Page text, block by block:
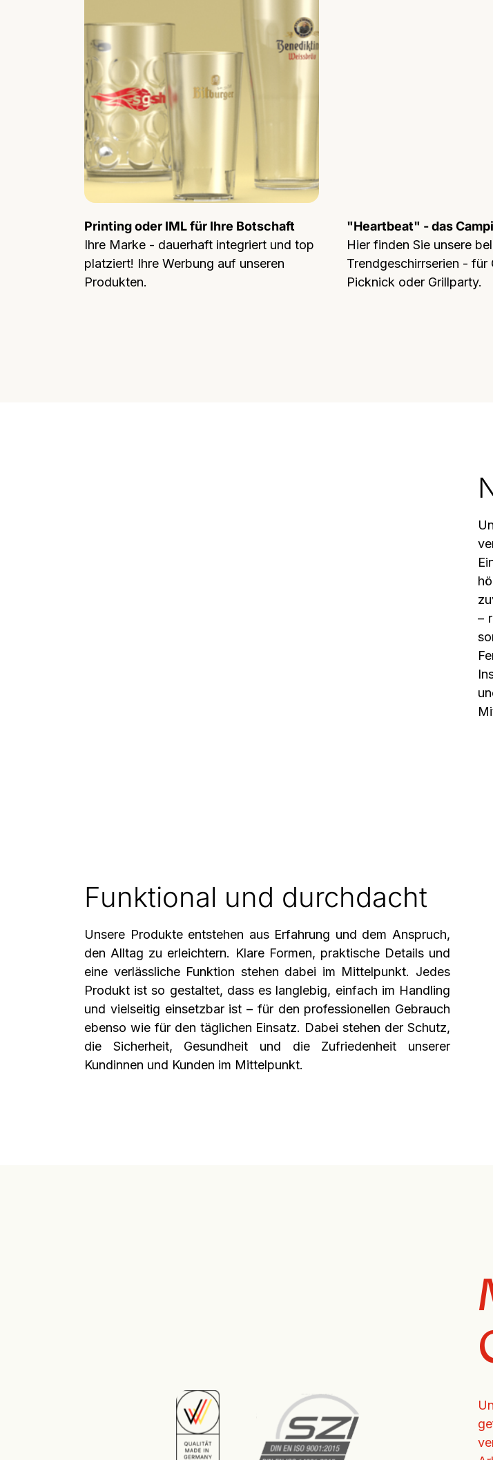
Printing oder IML für Ihre Botschaft
Ihre Marke - dauerhaft integriert und top
platziert! Ihre Werbung auf unseren
Produkten.
"Heartbeat" - das
Hier finden Sie unsere
Trendgeschirrserien - für
Picknick oder Grillparty.
–
Funktional und durchdacht
Unsere Produkte entstehen aus Erfahrung und dem Anspruch,
den Alltag zu erleichtern. Klare Formen, praktische Details und
eine verlässliche Funktion stehen dabei im Mittelpunkt. Jedes
Produkt ist so gestaltet, dass es langlebig, einfach im Handling
und vielseitig einsetzbar ist – für den professionellen Gebrauch
ebenso wie für den täglichen Einsatz. Dabei stehen der Schutz,
die Sicherheit, Gesundheit und die Zufriedenheit unserer
Kundinnen und Kunden im Mittelpunkt.